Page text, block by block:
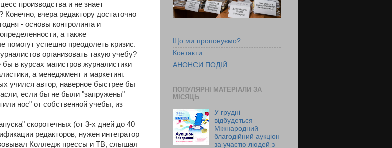
производства и не знает
вчера редактору достаточно
- основы контролинга и
а также
помогут успешно преодолеть кризис.
организовать такую учебу?
в курсах магистров журналистики
а менеджмент и маркетинг.
учился автор, наверное быстрее бы
если бы не были "запружены"
нос" от собственной учебы, из
скоротечных (от 3-х дней до 40
редакторов, нужен интегратор
Колледж прессы и ТВ, слышал
Що ми пропонуємо?
Контакти
АНОНСИ ПОДІЙ
ПОПУЛЯРНІ МАТЕРІАЛИ ЗА
МІСЯЦЬ
У грудні
відбудеться
Міжнародний
благодійний аукціон
за участю людей з